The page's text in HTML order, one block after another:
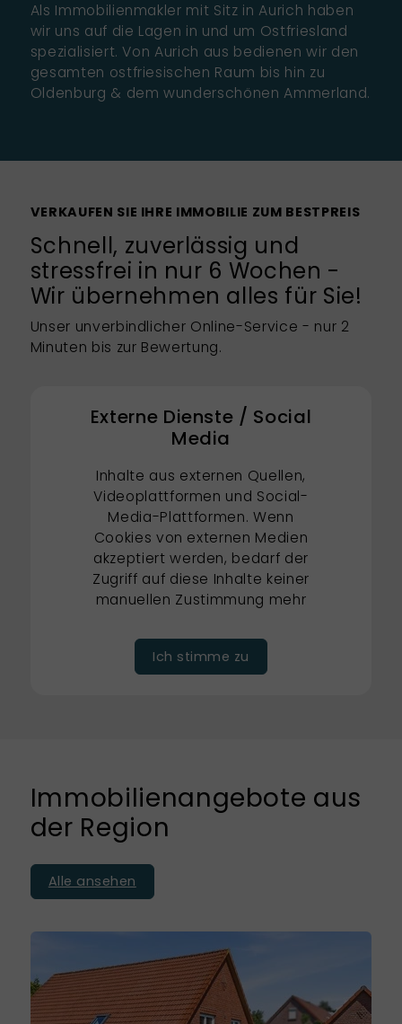
Als Immobilienmakler mit Sitz in Aurich haben
wir uns auf die Lagen in und um Ostfriesland
spezialisiert. Von Aurich aus bedienen wir den
gesamten ostfriesischen Raum bis hin zu
Oldenburg & dem wunderschönen Ammerland.
VERKAUFEN SIE IHRE IMMOBILIE ZUM BESTPREIS
Schnell, zuverlässig und
stressfrei in nur 6 Wochen -
Wir übernehmen alles für Sie!
Unser unverbindlicher Online-Service - nur 2
Minuten bis zur Bewertung.
Externe Dienste / Social
Media
Inhalte aus externen Quellen,
Videoplattformen und Social-
Media-Plattformen. Wenn
Cookies von externen Medien
akzeptiert werden, bedarf der
Zugriff auf diese Inhalte keiner
manuellen Zustimmung mehr
Ich stimme zu
Immobilienangebote aus
der Region
Alle ansehen